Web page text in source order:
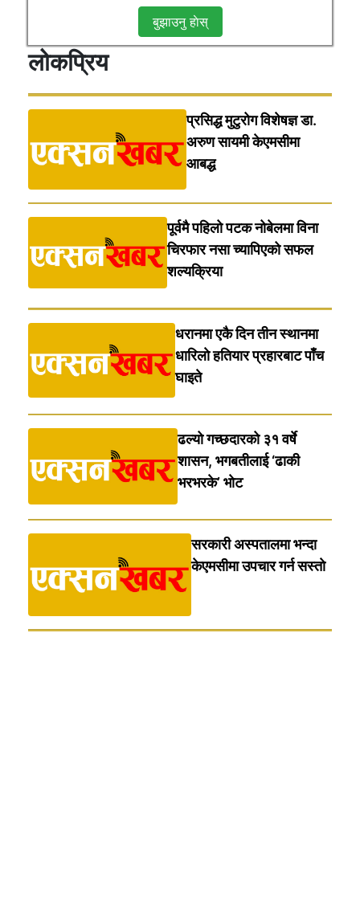
बुझाउनु हाेस्
लोकप्रिय
प्रसिद्ध मुटुरोग विशेषज्ञ डा.
अरुण सायमी केएमसीमा
आबद्ध
पूर्वमै पहिलो पटक नोबेलमा विना
चिरफार नसा च्यापिएको सफल
शल्यक्रिया
धरानमा एकै दिन तीन स्थानमा
धारिलाे हतियार प्रहारबाट पाँच
घाइते
ढल्यो गच्छदारको ३१ वर्षे
शासन, भगबतीलाई ‘ढाकी
भरभरके’ भाेट
सरकारी अस्पतालमा भन्दा
केएमसीमा उपचार गर्न सस्ताे